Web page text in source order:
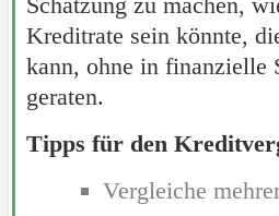
Kreditrate sein könnte,
kann, ohne in finanzielle
geraten.
Tipps für den
Vergleiche